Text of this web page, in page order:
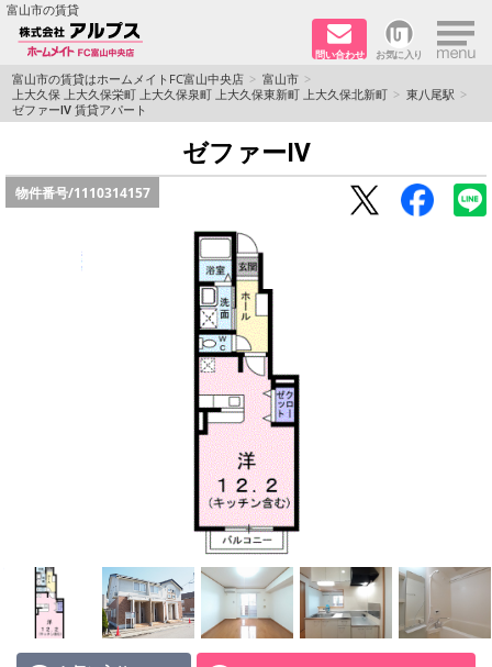
富山市の賃貸
問い合わせ お気に入り ×
TOPページ
ペット同居はご相談ください
路線·駅から探す
富山市の賃貸はホームメイトFC富山中央店
富山市
上大久保 上大久保栄町 上大久保泉町 上大久保東新町 上大久保北新町
東八尾駅
ゼファーⅣ 賃貸アパート
ゼファーⅣ
物件番号/1110314157